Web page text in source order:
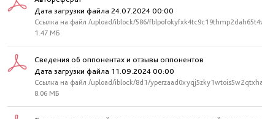
Дата загрузки файла 24.07.2024 00:00
Ссылка на файл /upload/iblock/586/
1.47 МБ
Сведения об оппонентах и отзывы оппонентов
Дата загрузки файла 11.09.2024 00:00
Ссылка на файл /upload/iblock/8d1/
8.06 МБ